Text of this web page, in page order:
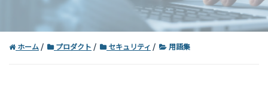
ホーム プロダクト セキュリティ 用語集